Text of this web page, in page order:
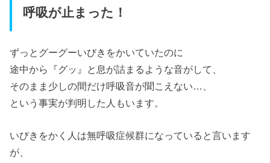
呼吸が止まった！
ずっとグーグーいびきをかいていたのに
途中から『グッ』と息が詰まるような音がして、
そのまま少しの間だけ呼吸音が聞こえない…、
という事実が判明した人もいます。
いびきをかく人は無呼吸症候群になっていると言います
が、